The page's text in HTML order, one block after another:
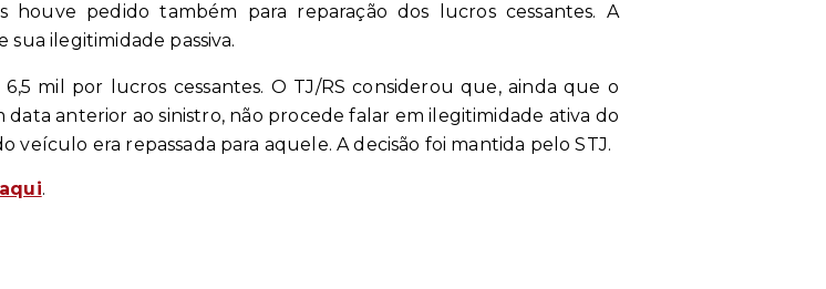
pedido também para reparação dos lucros cessantes. A
ilegitimidade passiva.
mil por lucros cessantes. O TJ/RS considerou que, ainda que o
anterior ao sinistro, não procede falar em ilegitimidade ativa do
era repassada para aquele. A decisão foi mantida pelo STJ.
.